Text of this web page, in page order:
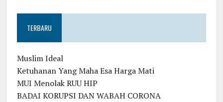
TERBARU
Muslim Ideal
Ketuhanan Yang Maha Esa Harga Mati
MUI Menolak RUU HIP
BADAI KORUPSI DAN WABAH CORONA